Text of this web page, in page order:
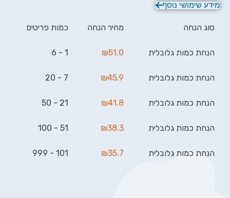
מידע שימושי נוסף
סוג הנחה מחיר הנחה כמות פריטים
הנחת כמות גלובלית ₪51.0
1 - 6
הנחת כמות גלובלית ₪45.9
7 - 20
הנחת כמות גלובלית ₪41.8
21 - 50
הנחת כמות גלובלית ₪38.3
51 - 100
הנחת כמות גלובלית ₪35.7
101 - 999